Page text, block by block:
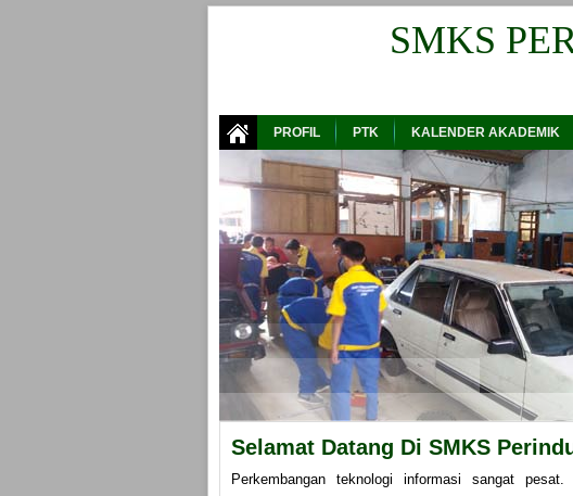
SMKS
PROFIL PTK KALENDER AKADEMIK
Selamat Datang Di SMKS
Perkembangan teknologi informasi sangat